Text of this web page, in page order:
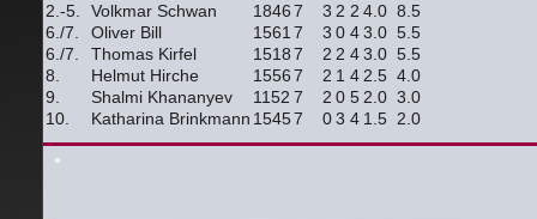
2.-5.
Volkmar Schwan 18467 3 2 2 4.0 8.5
6./7.
Oliver Bill 1561 7 3 0 43.0 5.5
6./7.
Thomas Kirfel 15187 2 2 43.0 5.5
8.
Helmut Hirche 15567 2 1 4 2.5 4.0
9.
Shalmi Khananyev 1152 7 2 0 5 2.0 3.0
10.
Katharina Brinkmann 15457 03 4 1.5 2.0